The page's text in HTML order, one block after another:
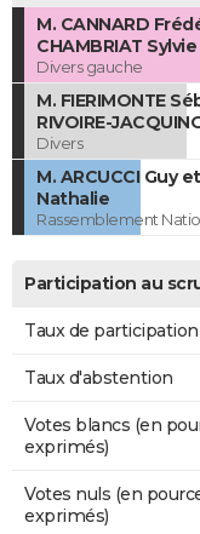
M. CANNARD
CHAMBRIAT Sylvie
Divers gauche
M. FIERIMONTE
RIVOIRE-
Divers
M. ARCUCCI Guy
Nathalie
Rassemblement
Participation au
Taux de participation
Taux d'abstention
Votes blancs (en
exprimés)
Votes nuls (en
exprimés)